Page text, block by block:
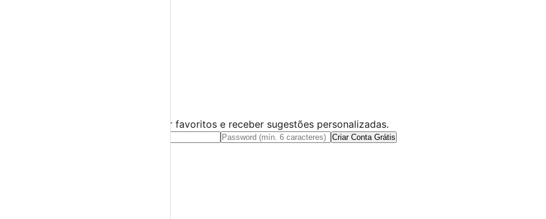
Cria uma conta gratuita para guardar favoritos e receber sugestões personalizadas.
Criar Conta Grátis